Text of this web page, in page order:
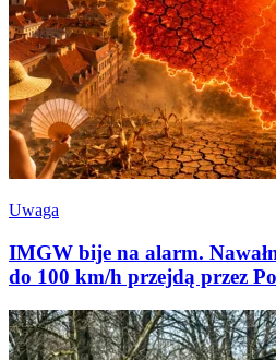
Uwaga
IMGW bije na alarm.
do 100 km/h przejdą przez